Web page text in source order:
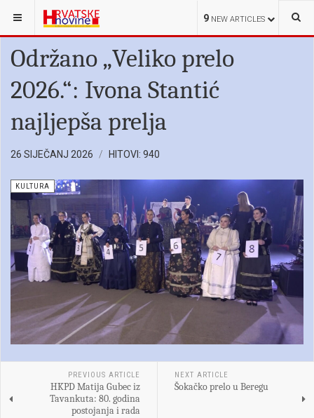
9 NEW ARTICLES
NALAZITE SE OVDJE: KULTURA
Održano „Veliko prelo
2026.“: Ivona Stantić
najljepša prelja
26 SIJEČANJ 2026 HITOVI: 940
KULTURA
PREVIOUS ARTICLE
HKPD Matija Gubec iz
Tavankuta: 80. godina
postojanja i rada
NEXT ARTICLE
Šokačko prelo u Beregu